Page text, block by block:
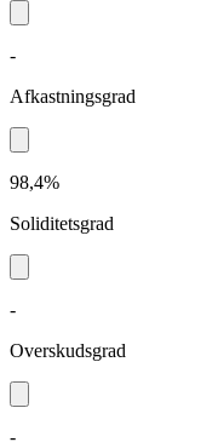
-
Afkastningsgrad
98,4%
Soliditetsgrad
-
Overskudsgrad
-